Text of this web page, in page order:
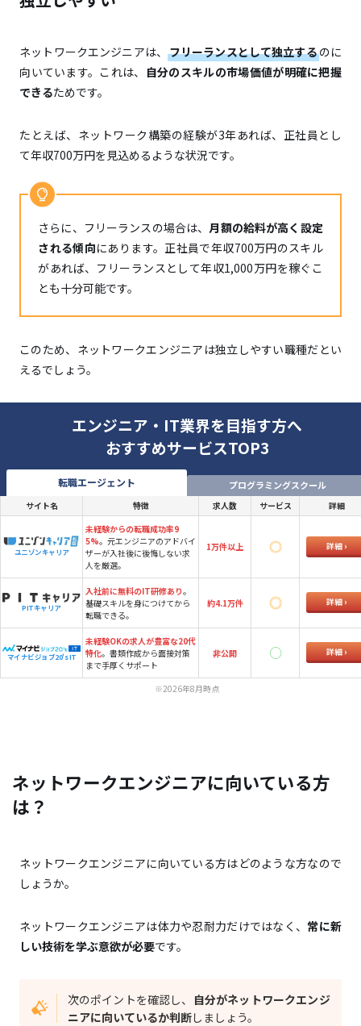
ネットワークエンジニアは、 フリーランスとして独立するのに
向いています。これは、 自分のスキルの市場価値が明確に把握
できるためです。
たとえば、ネットワーク構築の経験が3年あれば、正社員とし
て年収700万円を見込めるような状況です。
さらに、フリーランスの場合は、月額の給料が高く設定
される傾向にあります。正社員で年収700万円のスキル
があれば、フリーランスとして年収1,000万円を稼ぐこ
とも十分可能です。
このため、ネットワークエンジニアは独立しやすい職種だとい
えるでしょう。
エンジニア・IT業界を目指す方へ
おすすめサービスTOP3
転職エージェント プログラミングスクール
サイト名 特徴 求人数 サービス 詳細
ユニゾンキャリア
未経験からの転職成功率9
5%。元エンジニアのアドバイ
ザーが入社後に後悔しない求
人を厳選。
1万件以上 詳細
PITキャリア
入社前に無料のIT研修あり。
基礎スキルを身につけてから
転職できる。
約4.1万件 詳細
マイナビジョブ20's IT
未経験OKの求人が豊富な20代
特化。書類作成から面接対策
まで手厚くサポート
非公開 詳細
※2026年8月時点
ネットワークエンジニアに向いている方
は？
ネットワークエンジニアに向いている方はどのような方なので
しょうか。
ネットワークエンジニアは体力や忍耐力だけではなく、 常に新
しい技術を学ぶ意欲が必要です。
次のポイントを確認し、
自分がネットワークエンジ
ニアに向いているか判断しましょう。